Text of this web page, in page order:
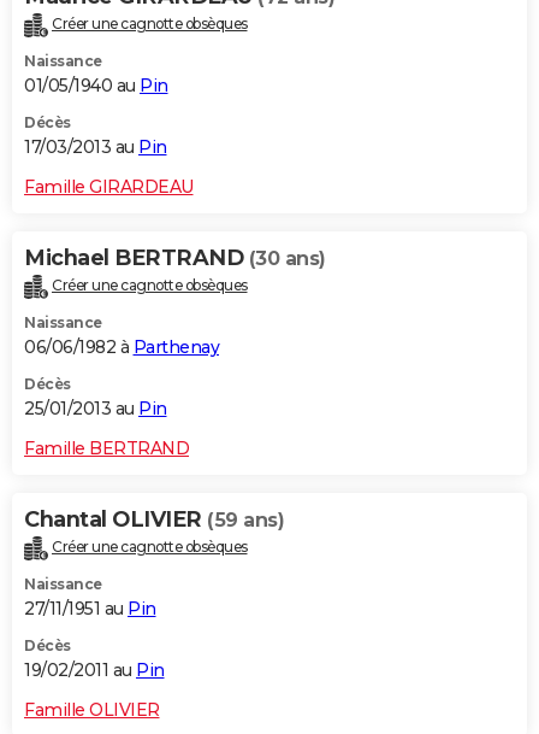
Créer une cagnotte obsèques
Naissance
01/05/1940 au Pin
Décès
17/03/2013 au Pin
Famille GIRARDEAU
Michael BERTRAND (30 ans)
Créer une cagnotte obsèques
Naissance
06/06/1982 à Parthenay
Décès
25/01/2013 au Pin
Famille BERTRAND
Chantal OLIVIER (59 ans)
Créer une cagnotte obsèques
Naissance
27/11/1951 au Pin
Décès
19/02/2011 au Pin
Famille OLIVIER